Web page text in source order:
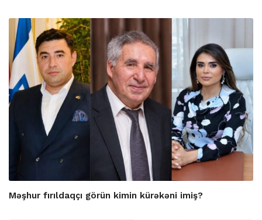
Məşhur fırıldaqçı görün kimin kürəkəni imiş?